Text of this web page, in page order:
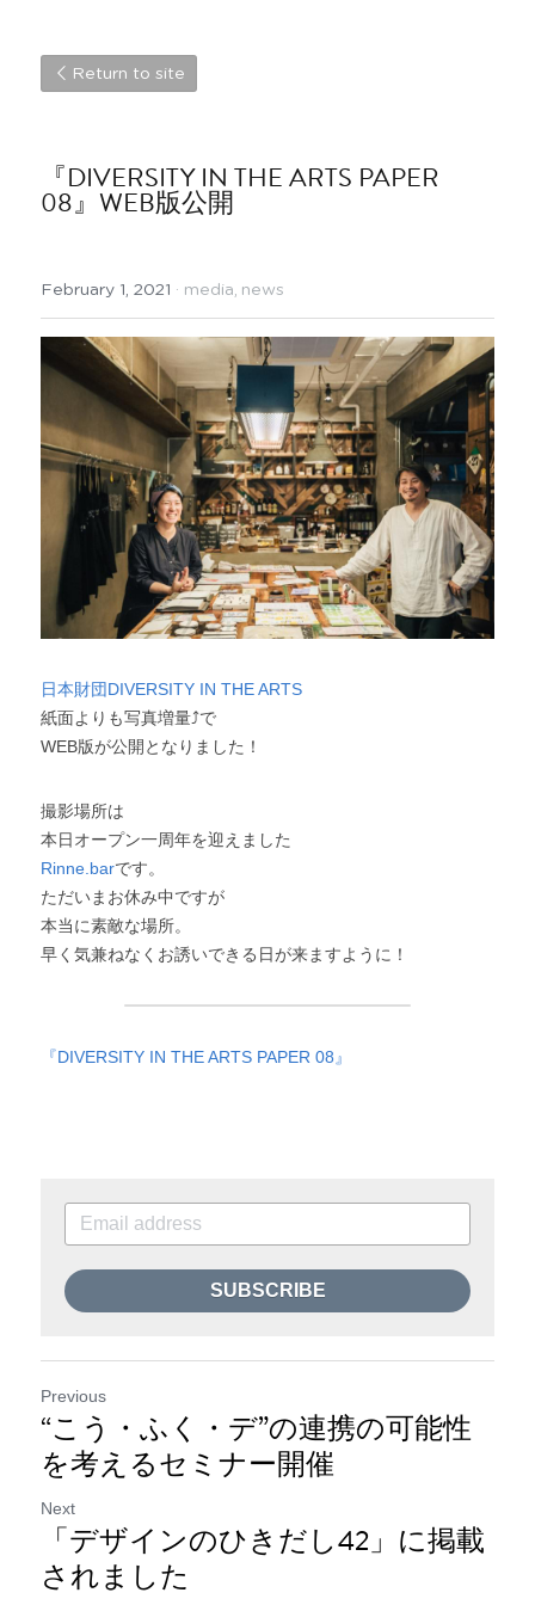
Return to site
『DIVERSITY IN THE ARTS PAPER
08』WEB版公開
February 1, 2021 · media, news
日本財団DIVERSITY IN THE ARTS
紙面よりも写真増量⤴︎で
WEB版が公開となりました！
撮影場所は
本日オープン一周年を迎えました
Rinne.barです。
ただいまお休み中ですが
本当に素敵な場所。
早く気兼ねなくお誘いできる日が来ますように！
『DIVERSITY IN THE ARTS PAPER 08』
SUBSCRIBE
Previous
“こう・ふく・デ”の連携の可能性
を考えるセミナー開催
Next
「デザインのひきだし42」に掲載
されました